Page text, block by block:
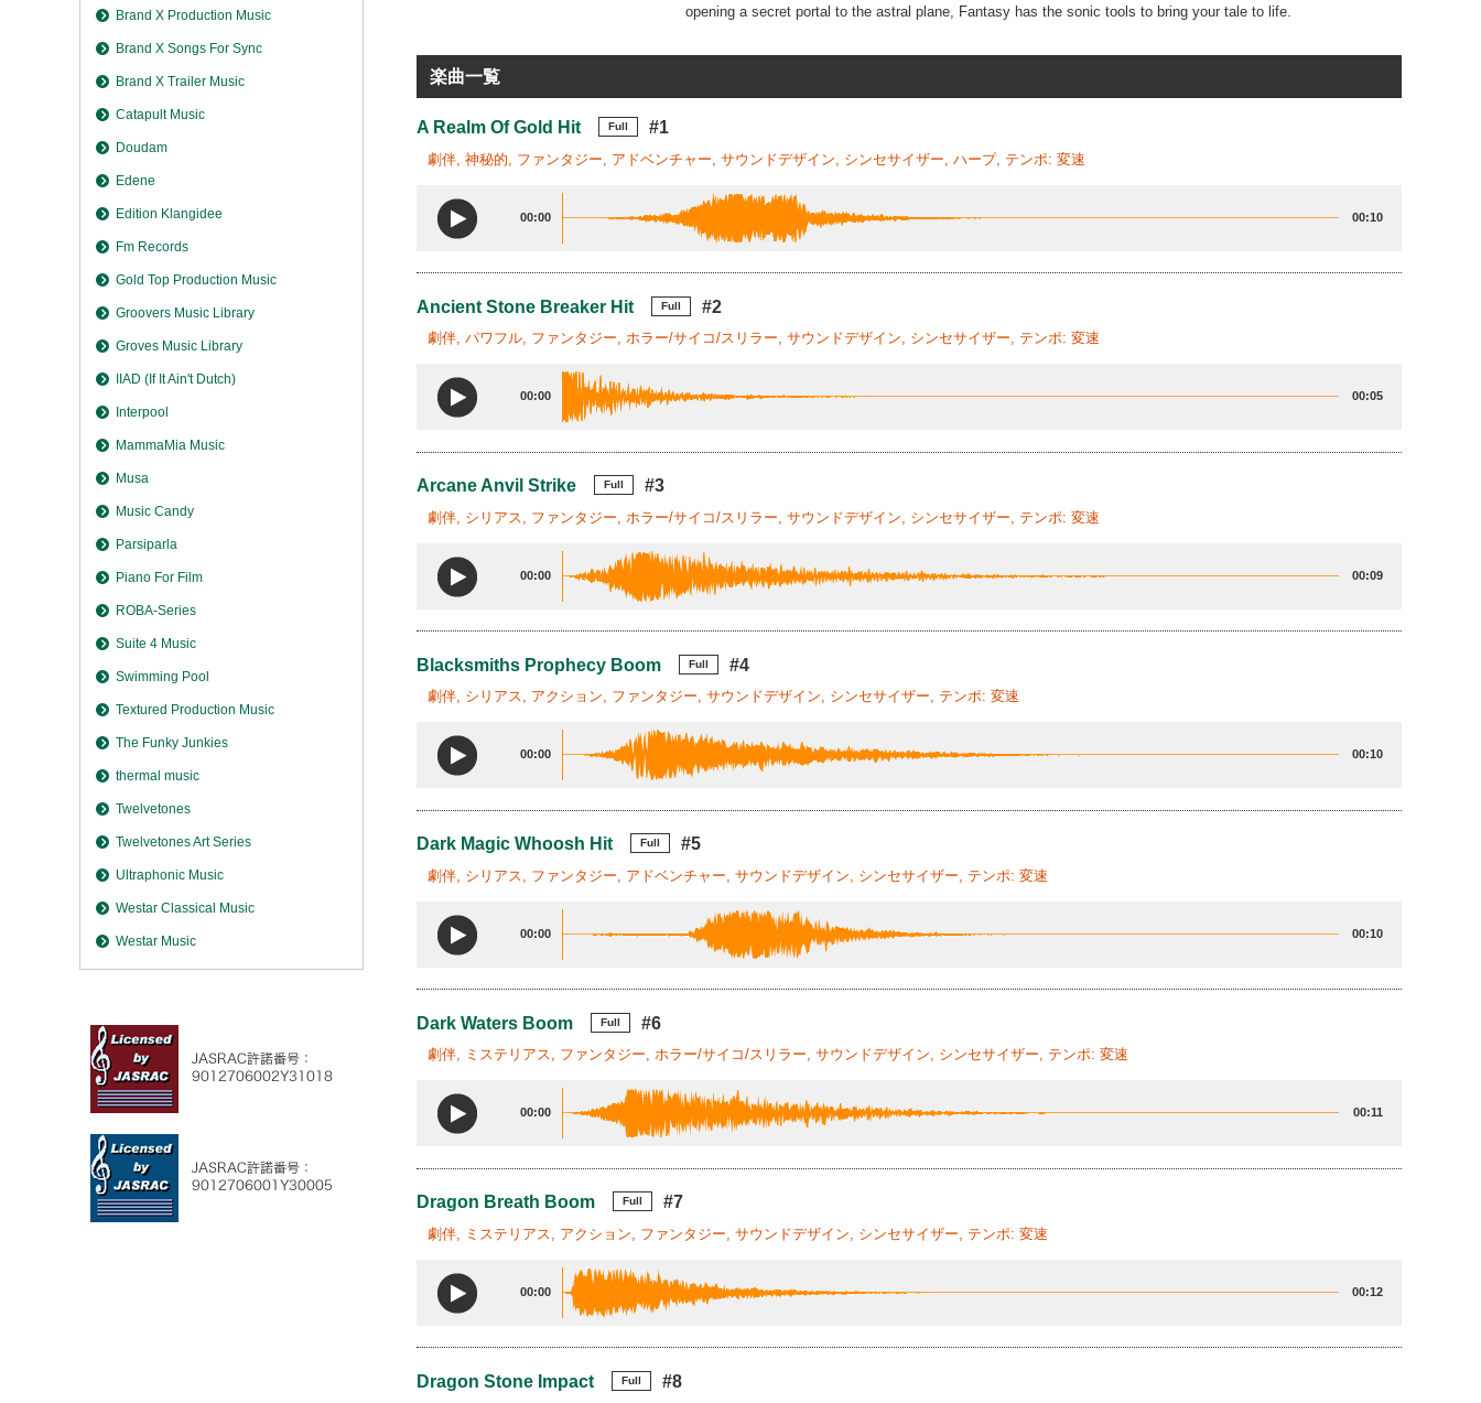
opening a secret portal to the astral plane, Fantasy has the sonic tools to bring your tale to life.
楽曲一覧
A Realm Of Gold Hit Full #1
劇伴, 神秘的, ファンタジー, アドベンチャー, サウンドデザイン, シンセサイザー, ハープ, テンポ: 変速
00:00 00:10
Ancient Stone Breaker Hit Full #2
劇伴, パワフル, ファンタジー, ホラー/サイコ/スリラー, サウンドデザイン, シンセサイザー, テンポ: 変速
00:00 00:05
Arcane Anvil Strike Full #3
劇伴, シリアス, ファンタジー, ホラー/サイコ/スリラー, サウンドデザイン, シンセサイザー, テンポ: 変速
00:00 00:09
Blacksmiths Prophecy Boom Full #4
劇伴, シリアス, アクション, ファンタジー, サウンドデザイン, シンセサイザー, テンポ: 変速
00:00 00:10
Dark Magic Whoosh Hit Full #5
劇伴, シリアス, ファンタジー, アドベンチャー, サウンドデザイン, シンセサイザー, テンポ: 変速
00:00 00:10
Dark Waters Boom Full #6
劇伴, ミステリアス, ファンタジー, ホラー/サイコ/スリラー, サウンドデザイン, シンセサイザー, テンポ: 変速
00:00 00:11
Dragon Breath Boom Full #7
劇伴, ミステリアス, アクション, ファンタジー, サウンドデザイン, シンセサイザー, テンポ: 変速
00:00 00:12
Dragon Stone Impact Full #8
Brand X Production Music
Brand X Songs For Sync
Brand X Trailer Music
Catapult Music
Doudam
Edene
Edition Klangidee
Fm Records
Gold Top Production Music
Groovers Music Library
Groves Music Library
IIAD (If It Ain't Dutch)
Interpool
MammaMia Music
Musa
Music Candy
Parsiparla
Piano For Film
ROBA-Series
Suite 4 Music
Swimming Pool
Textured Production Music
The Funky Junkies
thermal music
Twelvetones
Twelvetones Art Series
Ultraphonic Music
Westar Classical Music
Westar Music